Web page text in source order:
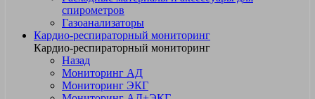
спирометров
Газоанализаторы
Кардио-респираторный мониторинг
Кардио-респираторный мониторинг
Назад
Мониторинг АД
Мониторинг ЭКГ